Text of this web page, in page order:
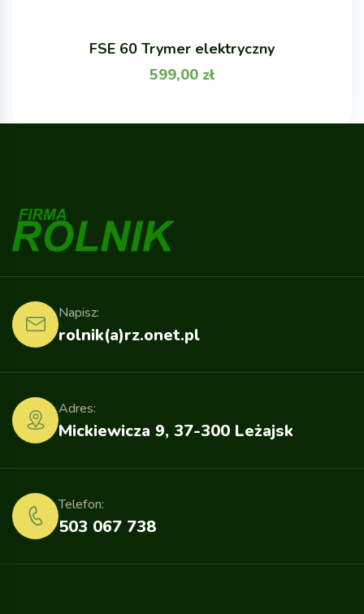
FSE 60 Trymer elektryczny
599,00 zł
rolnik(a)rz.onet.pl
Napisz:
Mickiewicza 9, 37-300 Leżajsk
Adres:
503 067 738
Telefon: